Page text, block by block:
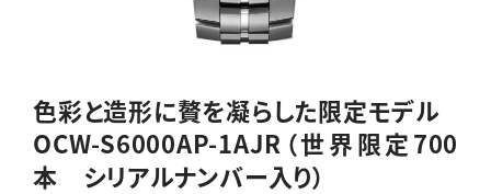
色彩と造形に贅を凝らした限定モデル
OCW-S6000AP-1AJR（世界限定700
本 シリアルナンバー入り）